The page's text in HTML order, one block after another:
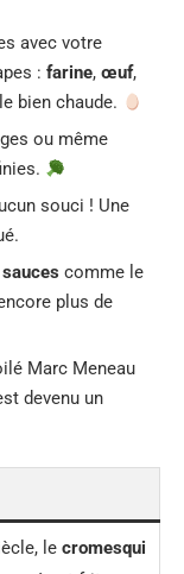
avec votre
: farine, œuf,
bien chaude.
ou même
souci ! Une
sauces comme le
plus de
Marc Meneau
devenu un
le cromesqui